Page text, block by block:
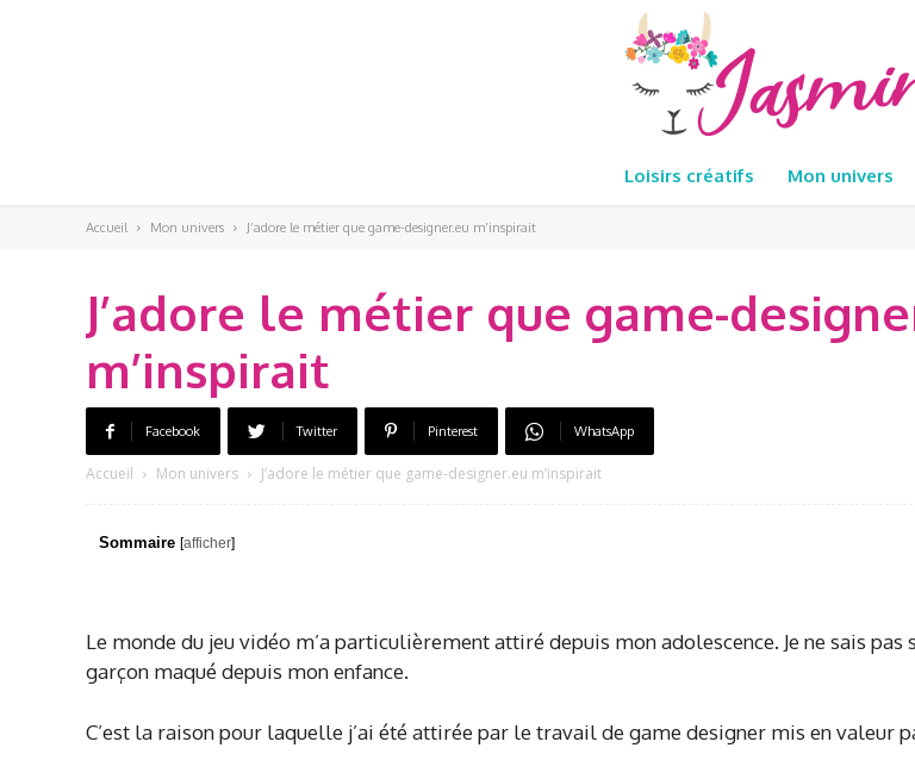
Loisirs créatifs Mon univers
Accueil Mon univers J’adore le métier que game-designer.eu m’inspirait
J’adore le métier que game-
m’inspirait
Facebook Twitter Pinterest WhatsApp
Accueil Mon univers J’adore le métier que game-designer.eu m’inspirait
Sommaire [afficher]
Le monde du jeu vidéo m’a particulièrement attiré depuis mon adolescence. Je ne sais
garçon maqué depuis mon enfance.
C’est la raison pour laquelle j’ai été attirée par le travail de game designer mis en valeur